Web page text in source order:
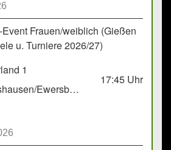
Frauen/weiblich (Gießen
u. Turniere 2026/27)
1
HSG Eibelshausen/Ewersbach GbR 2
17:45 Uhr